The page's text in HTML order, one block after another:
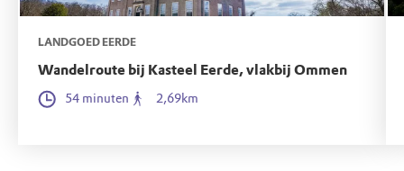
prachtig landschap op: witte, blauwe en gele
akkerbloemen steken dan vrolijk af tegen het
goudgele koren.
LANDGOED EERDE
Wandelroute bij Kasteel Eerde, vlakbij Ommen
54 minuten 2,69km